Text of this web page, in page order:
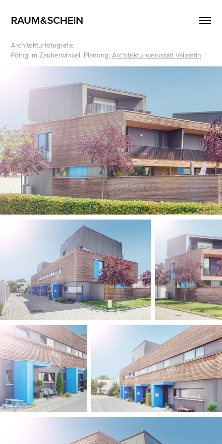
RAUM&SCHEIN
Architekturfotografie
Poing im Zauberwinkel; Planung:Architekturwerkstatt Vallentin